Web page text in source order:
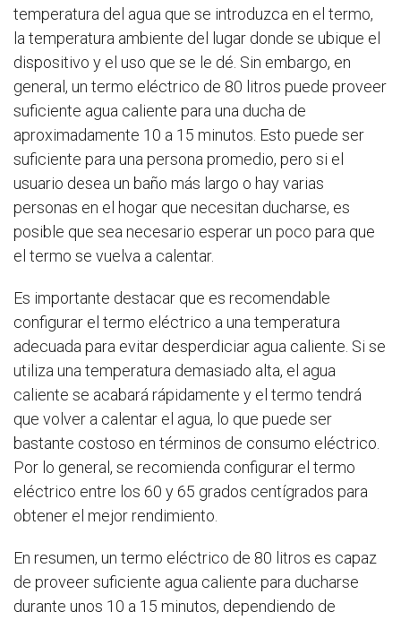
temperatura del agua que se introduzca en el termo,
la temperatura ambiente del lugar donde se ubique el
dispositivo y el uso que se le dé. Sin embargo, en
general, un termo eléctrico de 80 litros puede proveer
suficiente agua caliente para una ducha de
aproximadamente 10 a 15 minutos. Esto puede ser
suficiente para una persona promedio, pero si el
usuario desea un baño más largo o hay varias
personas en el hogar que necesitan ducharse, es
posible que sea necesario esperar un poco para que
el termo se vuelva a calentar.
Es importante destacar que es recomendable
configurar el termo eléctrico a una temperatura
adecuada para evitar desperdiciar agua caliente. Si se
utiliza una temperatura demasiado alta, el agua
caliente se acabará rápidamente y el termo tendrá
que volver a calentar el agua, lo que puede ser
bastante costoso en términos de consumo eléctrico.
Por lo general, se recomienda configurar el termo
eléctrico entre los 60 y 65 grados centígrados para
obtener el mejor rendimiento.
En resumen, un termo eléctrico de 80 litros es capaz
de proveer suficiente agua caliente para ducharse
durante unos 10 a 15 minutos, dependiendo de